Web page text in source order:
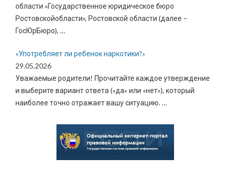
области «Государственное юридическое бюро
Ростовскойобласти», Ростовской области (далее –
ГосЮрБюро), …
«Употребляет ли ребенок наркотики?»
29.05.2026
Уважаемые родители! Прочитайте каждое утверждение
и выберите вариант ответа («да» или «нет»), который
наиболее точно отражает вашу ситуацию.…